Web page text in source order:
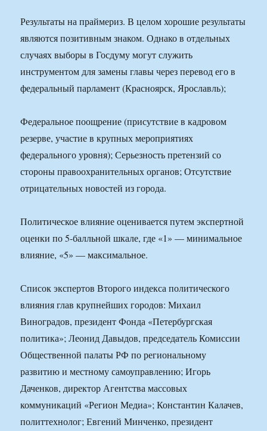
Результаты на праймериз. В целом хорошие результаты
являются позитивным знаком. Однако в отдельных
случаях выборы в Госдуму могут служить
инструментом для замены главы через перевод его в
федеральный парламент (Красноярск, Ярославль);
Федеральное поощрение (присутствие в кадровом
резерве, участие в крупных мероприятиях
федерального уровня); Серьезность претензий со
стороны правоохранительных органов; Отсутствие
отрицательных новостей из города.
Политическое влияние оценивается путем экспертной
оценки по 5-балльной шкале, где «1» — минимальное
влияние, «5» — максимальное.
Список экспертов Второго индекса политического
влияния глав крупнейших городов: Михаил
Виноградов, президент Фонда «Петербургская
политика»; Леонид Давыдов, председатель Комиссии
Общественной палаты РФ по региональному
развитию и местному самоуправлению; Игорь
Даченков, директор Агентства массовых
коммуникаций «Регион Медиа»; Константин Калачев,
политтехнолог; Евгений Минченко, президент